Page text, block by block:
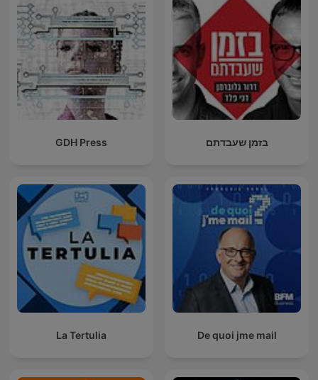
GDH Press בזמן שעבדתם
La Tertulia De quoi jme mail